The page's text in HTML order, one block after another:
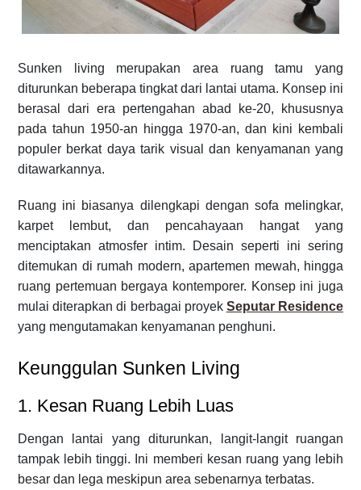
Sunken living merupakan area ruang tamu yang
diturunkan beberapa tingkat dari lantai utama. Konsep ini
berasal dari era pertengahan abad ke-20, khususnya
pada tahun 1950-an hingga 1970-an, dan kini kembali
populer berkat daya tarik visual dan kenyamanan yang
ditawarkannya.
Ruang ini biasanya dilengkapi dengan sofa melingkar,
karpet lembut, dan pencahayaan hangat yang
menciptakan atmosfer intim. Desain seperti ini sering
ditemukan di rumah modern, apartemen mewah, hingga
ruang pertemuan bergaya kontemporer. Konsep ini juga
mulai diterapkan di berbagai proyek Seputar Residence
yang mengutamakan kenyamanan penghuni.
Keunggulan Sunken Living
1. Kesan Ruang Lebih Luas
Dengan lantai yang diturunkan, langit-langit ruangan
tampak lebih tinggi. Ini memberi kesan ruang yang lebih
besar dan lega meskipun area sebenarnya terbatas.